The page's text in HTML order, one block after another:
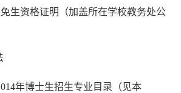
生资格证明（加盖所在学校教务处公
年博士生招生专业目录（见本